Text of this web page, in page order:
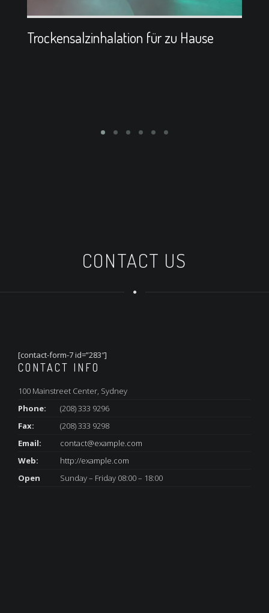
Trockensalzinhalation für zu Hause
CONTACT US
[contact-form-7 id=”283″]
CONTACT INFO
100 Mainstreet Center, Sydney
Phone:
(208) 333 9296
Fax:
(208) 333 9298
Email:
contact@example.com
Web:
http://example.com
Open
Sunday – Friday 08:00 – 18:00